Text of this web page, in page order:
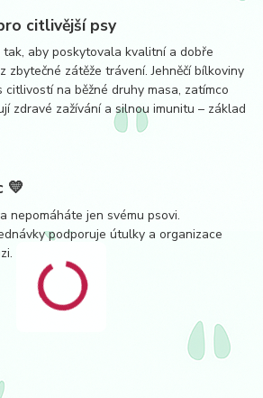
citlivější psy
aby poskytovala kvalitní a dobře
zbytečné zátěže trávení. Jehněčí bílkoviny
na běžné druhy masa, zatímco
zdravé zažívání a silnou imunitu – základ
💛
nepomáháte jen svému psovi.
podporuje útulky a organizace